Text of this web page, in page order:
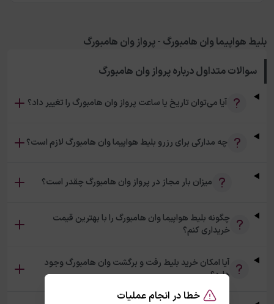
خطا در انجام عملیات
بلیط هواپیما وان هامبورگ - پرواز وان هامبورگ
سوالات متداول دربارهپرواز وان هامبورگ
آیا می‌توان تاریخ یا ساعت پرواز وان هامبورگ را تغییر داد؟
چه مدارکی برای رزرو بلیط هواپیما وان هامبورگ لازم است؟
میزان بار مجاز در پرواز وان هامبورگ چقدر است؟
چگونه بلیط هواپیما وان هامبورگ را با بهترین قیمت
خریداری کنم؟
آیا امکان خرید بلیط رفت و برگشت وان هامبورگ وجود
دارد؟